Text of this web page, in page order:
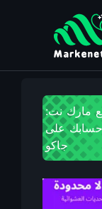
مارك نت:
حسابك على
جاكو